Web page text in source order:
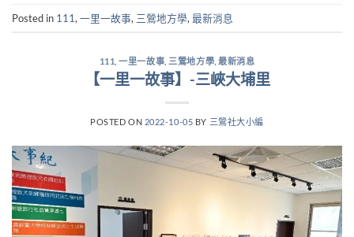
Posted in 111, 一里一故事, 三鶯地方學, 最新消息
111 ,一里一故事 三鶯地方學 ,最新消息
【一里一故事】-三峽大埔里
POSTED ON 2022-10-05 BY 三鶯社大小編